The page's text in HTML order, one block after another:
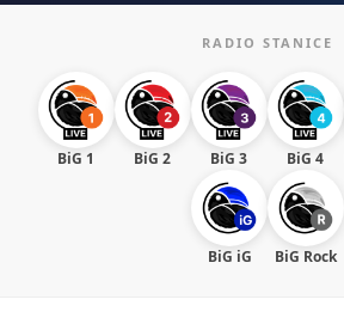
RADIO STANICE
BiG 1 BiG 2 BiG 3 BiG 4
BiG iG BiG Rock